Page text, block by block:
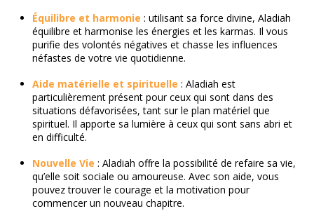
Équilibre et harmonie : utilisant sa force divine, Aladiah
équilibre et harmonise les énergies et les karmas. Il vous
purifie des volontés négatives et chasse les influences
néfastes de votre vie quotidienne.
Aide matérielle et spirituelle : Aladiah est
particulièrement présent pour ceux qui sont dans des
situations défavorisées, tant sur le plan matériel que
spirituel. Il apporte sa lumière à ceux qui sont sans abri et
en difficulté.
Nouvelle Vie : Aladiah offre la possibilité de refaire sa vie,
qu’elle soit sociale ou amoureuse. Avec son aide, vous
pouvez trouver le courage et la motivation pour
commencer un nouveau chapitre.